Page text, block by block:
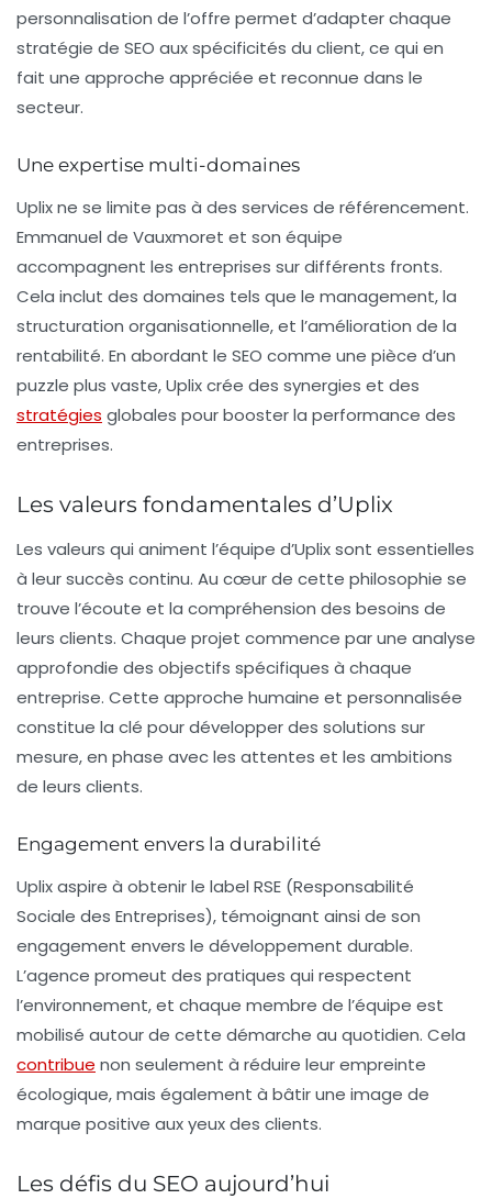
personnalisation de l’offre permet d’adapter chaque
stratégie de SEO aux spécificités du client, ce qui en
fait une approche appréciée et reconnue dans le
secteur.
Une expertise multi-domaines
Uplix ne se limite pas à des services de référencement.
Emmanuel de Vauxmoret et son équipe
accompagnent les entreprises sur différents fronts.
Cela inclut des domaines tels que le management, la
structuration organisationnelle, et l’amélioration de la
rentabilité. En abordant le SEO comme une pièce d’un
puzzle plus vaste, Uplix crée des synergies et des
stratégies globales pour booster la performance des
entreprises.
Les valeurs fondamentales d’Uplix
Les valeurs qui animent l’équipe d’Uplix sont essentielles
à leur succès continu. Au cœur de cette philosophie se
trouve l’écoute et la compréhension des besoins de
leurs clients. Chaque projet commence par une analyse
approfondie des objectifs spécifiques à chaque
entreprise. Cette approche humaine et personnalisée
constitue la clé pour développer des solutions sur
mesure, en phase avec les attentes et les ambitions
de leurs clients.
Engagement envers la durabilité
Uplix aspire à obtenir le label RSE (Responsabilité
Sociale des Entreprises), témoignant ainsi de son
engagement envers le développement durable.
L’agence promeut des pratiques qui respectent
l’environnement, et chaque membre de l’équipe est
mobilisé autour de cette démarche au quotidien. Cela
contribue non seulement à réduire leur empreinte
écologique, mais également à bâtir une image de
marque positive aux yeux des clients.
Les défis du SEO aujourd’hui